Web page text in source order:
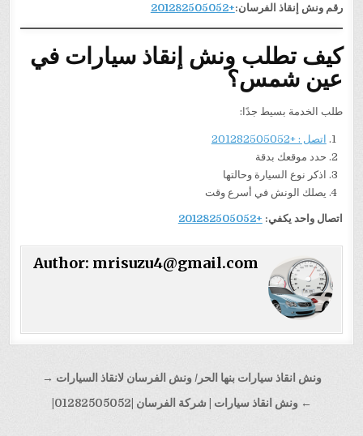
رقم ونش إنقاذ الفرسان:+201282505052
كيف تطلب ونش إنقاذ سيارات في
عين شمس؟
طلب الخدمة بسيط جدًا:
اتصل : +201282505052
حدد موقعك بدقة
اذكر نوع السيارة وحالتها
يصلك الونش في أسرع وقت
اتصال واحد يكفي: +201282505052
Author: mrisuzu4@gmail.com
تصفّح
المقالات
ونش انقاذ سيارات بنها الحر/ ونش الفرسان لانقاذ السيارات →
← ونش انقاذ سيارات | شركة الفرسان |01282505052|